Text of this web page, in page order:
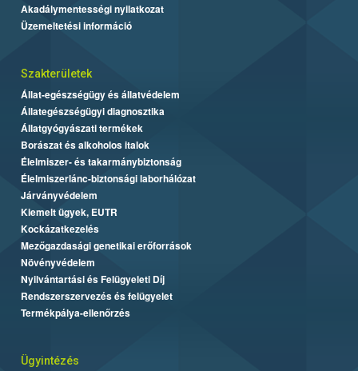
Akadálymentességi nyilatkozat
Üzemeltetési információ
Szakterületek
Állat-egészségügy és állatvédelem
Állategészségügyi diagnosztika
Állatgyógyászati termékek
Borászat és alkoholos italok
Élelmiszer- és takarmánybiztonság
Élelmiszerlánc-biztonsági laborhálózat
Járványvédelem
Kiemelt ügyek, EUTR
Kockázatkezelés
Mezőgazdasági genetikai erőforrások
Növényvédelem
Nyilvántartási és Felügyeleti Díj
Rendszerszervezés és felügyelet
Termékpálya-ellenőrzés
Ügyintézés